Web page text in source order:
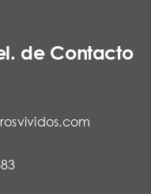
de Contacto